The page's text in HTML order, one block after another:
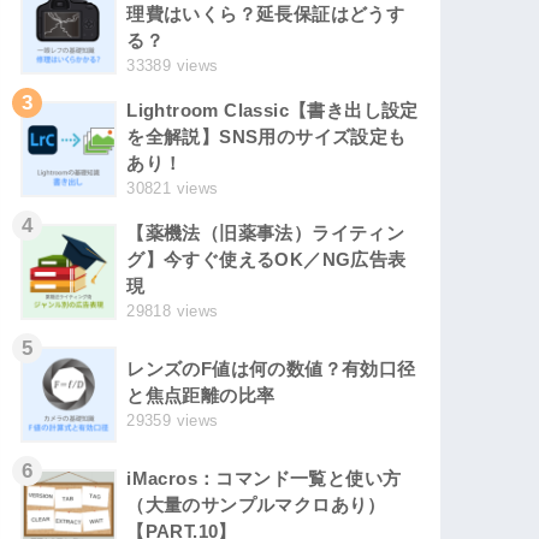
理費はいくら？延長保証はどうす
る？
33389 views
3
Lightroom Classic【書き出し設定
を全解説】SNS用のサイズ設定も
あり！
30821 views
4
【薬機法（旧薬事法）ライティン
グ】今すぐ使えるOK／NG広告表
現
29818 views
5
レンズのF値は何の数値？有効口径
と焦点距離の比率
29359 views
6
iMacros：コマンド一覧と使い方
（大量のサンプルマクロあり）
【PART.10】